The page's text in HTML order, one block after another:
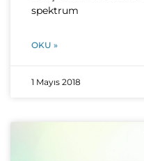
spektrum
OKU »
1 Mayıs 2018